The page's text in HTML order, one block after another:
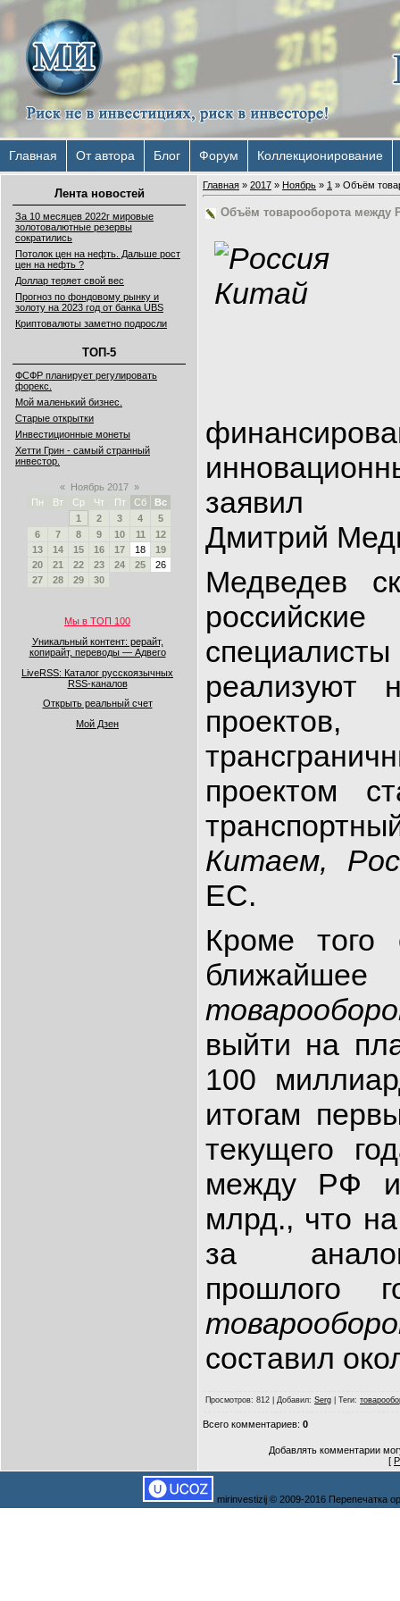
Главная От автора Блог Форум Коллекционирование
Лента новостей
За 10 месяцев 2022г мировые
золотовалютные резервы
сократились
Потолок цен на нефть. Дальше рост
цен на нефть ?
Доллар теряет свой вес
Прогноз по фондовому рынку и
золоту на 2023 год от банка UBS
Криптовалюты заметно подросли
ТОП-5
ФСФР планирует регулировать
форекс.
Мой маленький бизнес.
Старые открытки
Инвестиционные монеты
Хетти Грин - самый странный
инвестор.
« Ноябрь 2017 »
Пн
Вт Ср Чт Пт Сб
Вс
1
2 3 4
5
6
7 8 9 10 11
12
13
14 15 16 17 18
19
20
21 22 23 24 25
26
27
28 29 30
Мы в ТОП 100
Уникальный контент: рерайт,
копирайт, переводы — Адвего
LiveRSS: Каталог русскоязычных
RSS-каналов
Открыть реальный счет
Мой Дзен
Главная » 2017 » Ноябрь » 1 » Объём
Объём товарооборота между
заявил
Дмитрий
Медведев
реализуют
проектом
Китаем,
ЕС.
Кроме
выйти на
100
итогам
текущего
между РФ
млрд., что
за
прошлого
составил
Просмотров: 812 | Добавил: Serg Теги:
Всего комментариев: 0
Добавлять комментарии
[
mirinvestizij © 2009-2016 Перепечатка